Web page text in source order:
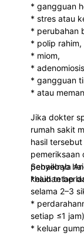
* gangguan
* stres atau
* perubahan
* polip rahim,
* miom,
*
* gangguan
* atau
Jika dokter
rumah sakit
hasil
pemeriksaan
penyebab
keluhan
Sebaiknya
*haid tetap
selama 2–3
*
setiap ≤1
* keluar